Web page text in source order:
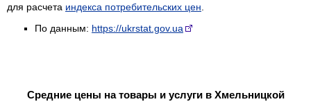
для расчета индекса потребительских цен
По данным: https://ukrstat.gov.ua
Средние цены на товары и услуги в Хмельницкой